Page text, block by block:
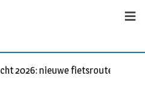
2026: nieuwe fietsroutes